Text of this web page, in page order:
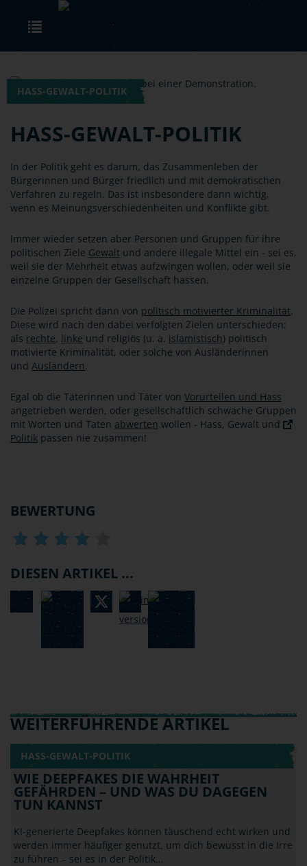
Skip to main content
HASS-GEWALT-POLITIK
HASS-GEWALT-POLITIK
In der Politik geht es darum, das Zusammenleben der
Bürgerinnen und Bürger friedlich und mit demokratischen
Verfahren zu regeln. Das ist insbesondere dann wichtig,
wenn es Meinungsverschiedenheiten und Konflikte gibt.
Immer wieder setzen aber Personen und Gruppen für ihre
politischen Ziele Gewalt und andere illegale Mittel ein - sei es,
weil sie der Mehrheit etwas aufzwingen wollen, oder weil sie
einzelne Gruppen der Gesellschaft hassen.
Die Polizei spricht dann von politisch motivierter Kriminalität.
Diese wird nach den dabei verfolgten Zielen unterschieden:
als rechte, linke und religiös (u. a. islamistisch) politisch
motivierte Kriminalität, oder solche von Ausländerinnen
und Ausländern.
Egal ob die Täterinnen und Täter von Vorurteilen und Hass
angetrieben werden, oder gesellschaftlich schwache Gruppen
mit Worten und Taten abwerten wollen - Hass, Gewalt und
Politik passen nie zusammen!
BEWERTUNG
DIESEN ARTIKEL ...
WEITERFÜHRENDE ARTIKEL
HASS-GEWALT-POLITIK
WIE DEEPFAKES DIE WAHRHEIT
GEFÄHRDEN – UND WAS DU DAGEGEN
TUN KANNST
KI-generierte Deepfakes können täuschend echt wirken und
werden immer häufiger genutzt, um dich bewusst in die Irre
zu führen – sei es in der Politik…